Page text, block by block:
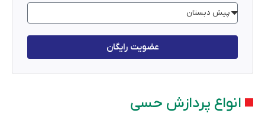
عضویت رایگان
انواع پردازش حسی